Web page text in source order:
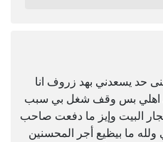
حد يسعدني بهد زروف انا
على اهلي بس وقف شغل بي سبب
البيت وإيز ما دفعت صاحب
ولله ما بيظيع أجر المحسنين